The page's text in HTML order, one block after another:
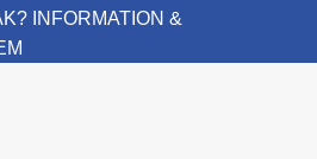
INFORMATION &